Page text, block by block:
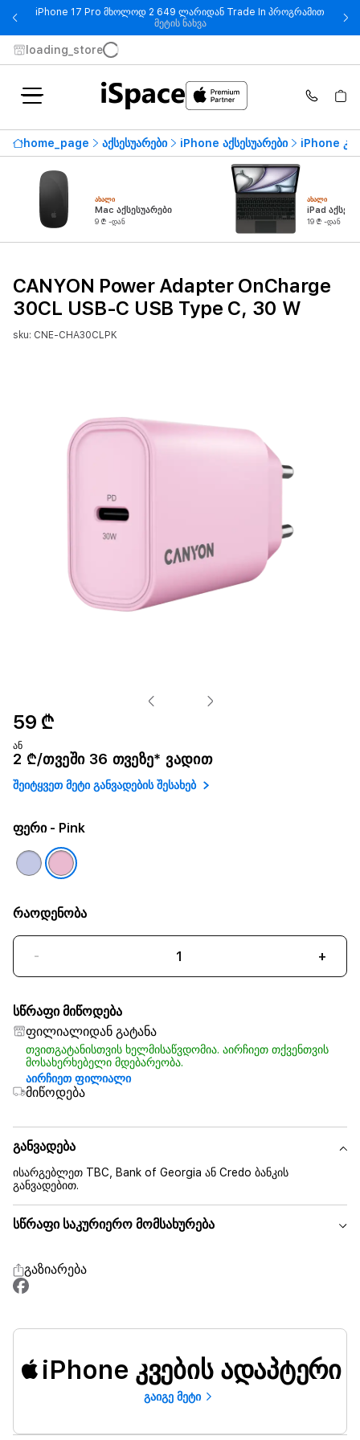
iPhone 17 Pro მხოლოდ 2 649 ლარიდან Trade In პროგრამით
მეტის ნახვა- iPhone 17 Pro მხოლოდ 2 649
loading_store
home_page აქსესუარები iPhone აქსესუარები iPhone
ᲐᲮᲐᲚᲘ
Mac აქსესუარები
9 ₾ -დან
ᲐᲮᲐᲚᲘ
iPad
19 ₾ -დან
CANYON Power Adapter OnCharge
30CL USB-C USB Type C, 30 W
sku: CNE-CHA30CLPK
59 ₾
ან
2 ₾/თვეში 36 თვეზე* ვადით
შეიტყვეთ მეტი განვადების შესახებ
ფერი- Pink
რაოდენობა
- +
სწრაფი მიწოდება
ფილიალიდან გატანა
თვითგატანისთვის ხელმისაწვდომია. აირჩიეთ თქვენთვის
მოსახერხებელი მდებარეობა.
აირჩიეთ ფილიალი
მიწოდება
განვადება
ისარგებლეთ TBC, Bank of Georgia ან Credo ბანკის
განვადებით.
სწრაფი საკურიერო მომსახურება
გაზიარება
iPhone კვების ადაპტერი
გაიგე მეტი